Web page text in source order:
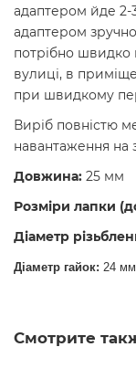
адаптером йде 2-
адаптером
потрібно швидко
вулиці, в
при швидкому
Виріб повністю
навантаження на
Довжина: 25 мм
Розміри лапки
Діаметр
Діаметр гайок: 24 мм
Смотрите